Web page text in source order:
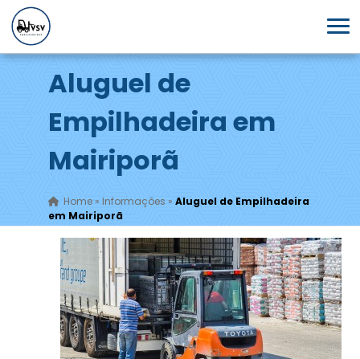
Aluguel de
Empilhadeira em
Mairiporã
Home» Informações » Aluguel de Empilhadeira
em Mairiporã